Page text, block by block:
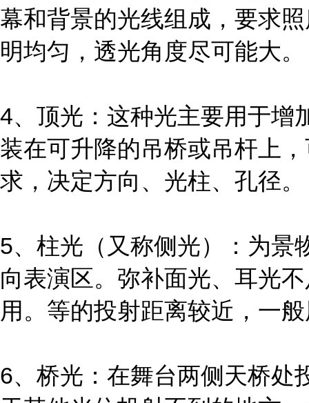
幕和背景的光线组成，要求
明均匀，透光角度尽可能大。
4、顶光：这种光主要用于增
装在可升降的吊桥或吊杆上
求，决定方向、光柱、孔径。
5、柱光（又称侧光）：为景
向表演区。弥补面光、耳光
用。等的投射距离较近，一
6、桥光：在舞台两侧天桥处